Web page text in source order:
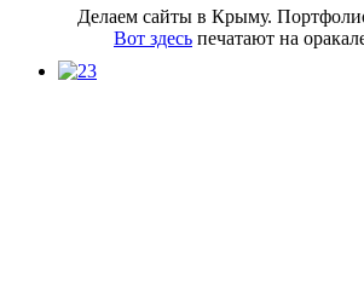
Делаем сайты в Крыму.
Вот здесь печатают на